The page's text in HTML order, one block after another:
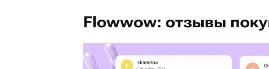
Flowwow: отзывы